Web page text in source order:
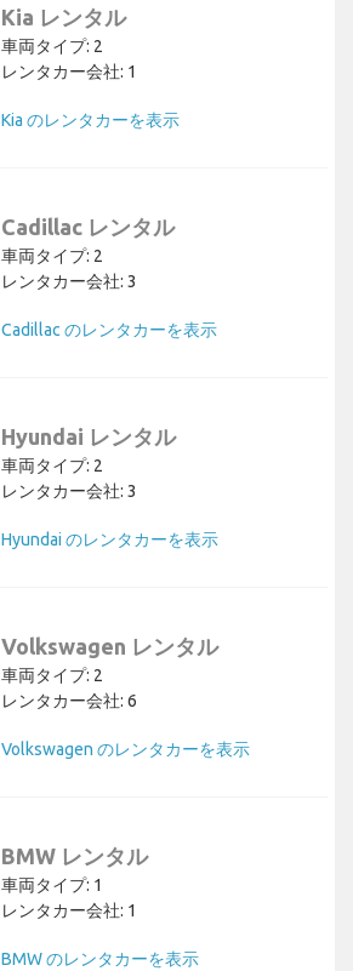
Kia レンタル
車両タイプ: 2
レンタカー会社: 1
Kia のレンタカーを表示
Cadillac レンタル
車両タイプ: 2
レンタカー会社: 3
Cadillac のレンタカーを表示
Hyundai レンタル
車両タイプ: 2
レンタカー会社: 3
Hyundai のレンタカーを表示
Volkswagen レンタル
車両タイプ: 2
レンタカー会社: 6
Volkswagen のレンタカーを表示
BMW レンタル
車両タイプ: 1
レンタカー会社: 1
BMW のレンタカーを表示